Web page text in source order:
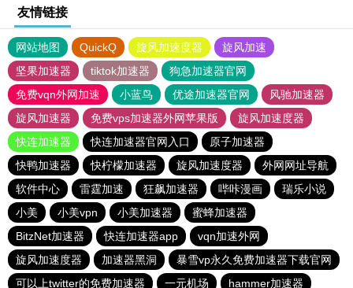
友情链接
网站地图 QuickQ 旋风加速度器
旋风加速
坚果加速器
tiktok加速器
狗急加速器官网
免费vqn外网加速
小蓝鸟 优途加速器官网
风驰加速器
旋风加速器
免费vps加速器外网苹果版
旋风加速度器
快连加速器
快连加速器官网入口
原子加速器
快鸭加速器
快柠檬加速器 旋风加速度器
外网网址导航
软件中心
雷霆加速 狂飙加速器 哔咔漫画
瑞乐小说
小美
小美vpn 小美加速器
蜜蜂加速器
BitzNet加速器
快连加速器app
vqn加速外网
旋风加速度器
加速器黑洞
暴雪vp永久免费加速器下载官网
可以上twitter的免费加速器
一元机场 hammer加速器